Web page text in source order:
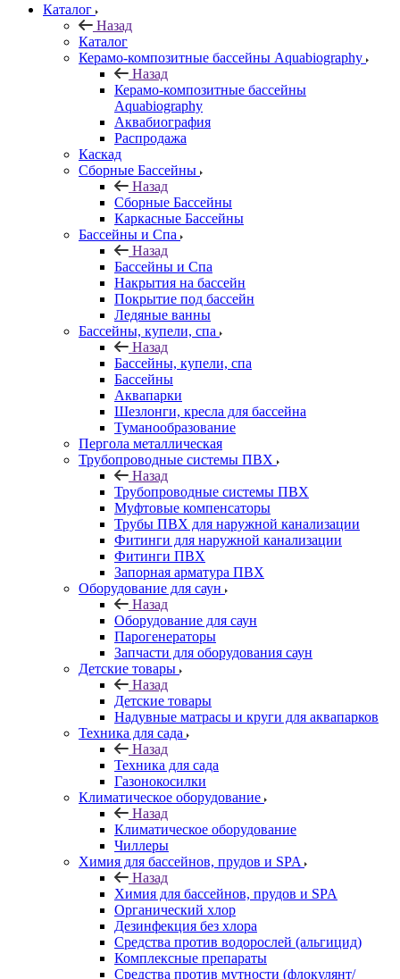
Каталог
Назад
Каталог
Керамо-композитные бассейны Aquabiography
Назад
Керамо-композитные бассейны
Aquabiography
Аквабиография
Распродажа
Каскад
Сборные Бассейны
Назад
Сборные Бассейны
Каркасные Бассейны
Бассейны и Спа
Назад
Бассейны и Спа
Накрытия на бассейн
Покрытие под бассейн
Ледяные ванны
Бассейны, купели, спа
Назад
Бассейны, купели, спа
Бассейны
Аквапарки
Шезлонги, кресла для бассейна
Туманообразование
Пергола металлическая
Трубопроводные системы ПВХ
Назад
Трубопроводные системы ПВХ
Муфтовые компенсаторы
Трубы ПВХ для наружной канализации
Фитинги для наружной канализации
Фитинги ПВХ
Запорная арматура ПВХ
Оборудование для саун
Назад
Оборудование для саун
Парогенераторы
Запчасти для оборудования саун
Детские товары
Назад
Детские товары
Надувные матрасы и круги для аквапарков
Техника для сада
Назад
Техника для сада
Газонокосилки
Климатическое оборудование
Назад
Климатическое оборудование
Чиллеры
Химия для бассейнов, прудов и SPA
Назад
Химия для бассейнов, прудов и SPA
Органический хлор
Дезинфекция без хлора
Средства против водорослей (альгицид)
Комплексные препараты
Средства против мутности (флокулянт/